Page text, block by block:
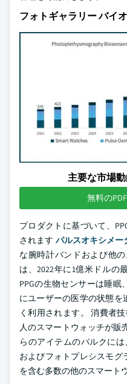
フォトギャラリー バイ
主要な市場
無料の
プロダクトに基づいて、
されます パルスオキシメー
な腕時計バンドおよび他
は、2022年に1億米ドルの
PPGの生物センサーは睡
にユーザーの医学の状態を
く利用されます。 消費者
人のスマートウォッチが販
らのアイテムのバルクには
およびフォトプレシスモグ
を含む多数の他のスマート